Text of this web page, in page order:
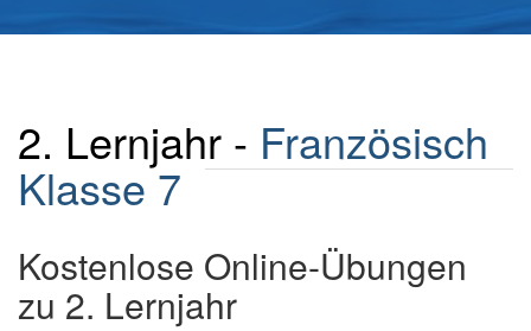
2. Lernjahr - Französisch
Klasse 7
Kostenlose Online-Übungen
zu 2. Lernjahr